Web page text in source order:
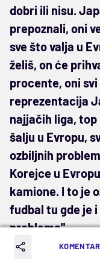
dobri ili nisu.
prepoznali, oni
sve što valja u
želiš, on će
procente, oni
reprezentacija
najjačih liga, top
šalju u Evropu,
ozbiljnih
Korejce u
kamione. I to je
fudbal tu gde je
problema".
Selektoru nije